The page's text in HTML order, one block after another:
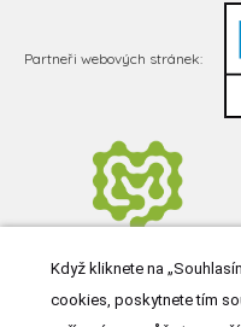
Partneři webových stránek:
Když kliknete na
cookies, poskytnete tím